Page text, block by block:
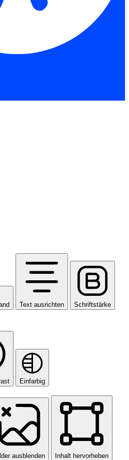
Text ausrichten Schriftstärke
Einfarbig
ausblenden Inhalt hervorheben